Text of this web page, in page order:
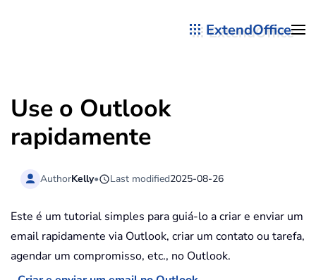
ExtendOffice
Use o Outlook
rapidamente
AuthorKelly• Last modified2025-08-26
Este é um tutorial simples para guiá-lo a criar e enviar um
email rapidamente via Outlook, criar um contato ou tarefa,
agendar um compromisso, etc., no Outlook.